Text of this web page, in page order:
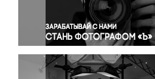
Правосудие
Происшествия и конфликты
Религия
Светская жизнь
Спорт